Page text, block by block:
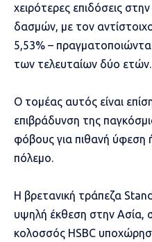
χειρότερες επιδόσεις
δασμών, με τον
5,53% –
των τελευταίων δύο ετών.
Ο τομέας αυτός είναι
επιβράδυνση της
φόβους για πιθανή ύφεση
πόλεμο.
Η βρετανική τράπεζα
υψηλή έκθεση στην Ασία,
κολοσσός HSBC